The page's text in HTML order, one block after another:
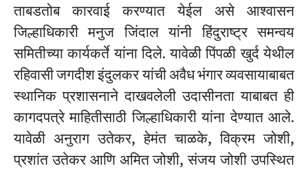
ताबडतोब कारवाई करण्यात येईल असे आश्वासन
जिल्हाधिकारी मनुज जिंदाल यांनी हिंदुराष्ट्र समन्वय
समितीच्या कार्यकर्ते यांना दिले. यावेळी पिंपळी खुर्द येथील
रहिवासी जगदीश इंदुलकर यांची अवैध भंगार व्यवसायाबाबत
स्थानिक प्रशासनाने दाखवलेली उदासीनता याबाबत ही
कागदपत्रे माहितीसाठी जिल्हाधिकारी यांना देण्यात आले.
यावेळी अनुराग उतेकर, हेमंत चाळके, विक्रम जोशी,
प्रशांत उतेकर आणि अमित जोशी, संजय जोशी उपस्थित